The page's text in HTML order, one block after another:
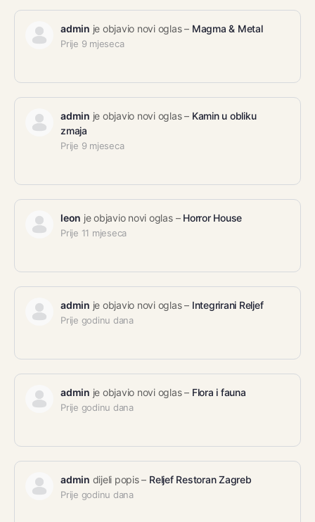
admin je objavio novi oglas – Magma & Metal
Prije 9 mjeseca
admin je objavio novi oglas – Kamin u obliku
zmaja
Prije 9 mjeseca
leon je objavio novi oglas – Horror House
Prije 11 mjeseca
admin je objavio novi oglas – Integrirani Reljef
Prije godinu dana
admin je objavio novi oglas – Flora i fauna
Prije godinu dana
admin dijeli popis – Reljef Restoran Zagreb
Prije godinu dana